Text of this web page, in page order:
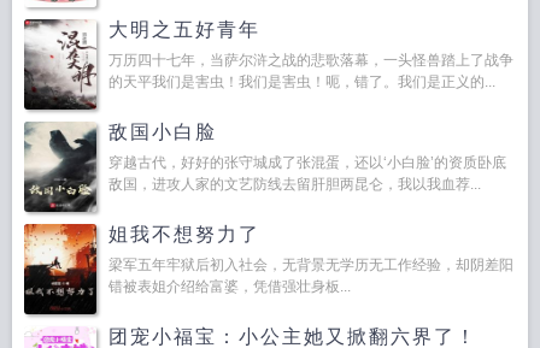
大明之五好青年
万历四十七年，当萨尔浒之战的悲歌落幕，一头怪兽踏上了战争
的天平我们是害虫！我们是害虫！呃，错了。我们是正义的...
敌国小白脸
穿越古代，好好的张守城成了张混蛋，还以‘小白脸’的资质卧底
敌国，进攻人家的文艺防线去留肝胆两昆仑，我以我血荐...
姐我不想努力了
梁军五年牢狱后初入社会，无背景无学历无工作经验，却阴差阳
错被表姐介绍给富婆，凭借强壮身板...
团宠小福宝：小公主她又掀翻六界了！